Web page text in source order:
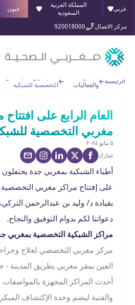
عربي
المملكة العربية
السعودية
عيون
مركز الاتصال
920018000
الرئيسية
والفعاليات
التخصصية للشبكية
العام الرابع على افتتاح
مغربي التخصصية
٥ مايو ٢٠٢٤
شارك
أطباء الشبكية بمغربي جدة يحتفلون
على إفتتاح مراكز مغربي التخصصية
بقيادة د/ وليد بن عبدالرحمن
دعواتنا لكم بدوام التوفيق والنجاح.
مراكز الشبكية التخصصية بمغربي
مركز مغربي التخصصي لعلاج
العين بمقر مغربي بطريق المدينة
أحدث المراكز المجهزة بالمواصفات
والفنية ليضم وحدة الإكتشاف